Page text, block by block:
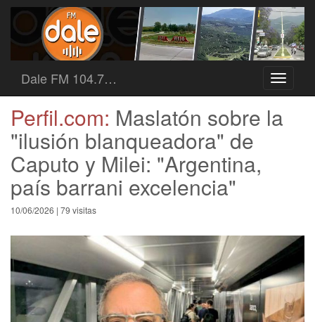
Toggle
Dale FM 104.7…
Perfil.com: Maslatón sobre la
"ilusión blanqueadora" de
Caputo y Milei: "Argentina,
país barrani excelencia"
10/06/2026 | 79 visitas